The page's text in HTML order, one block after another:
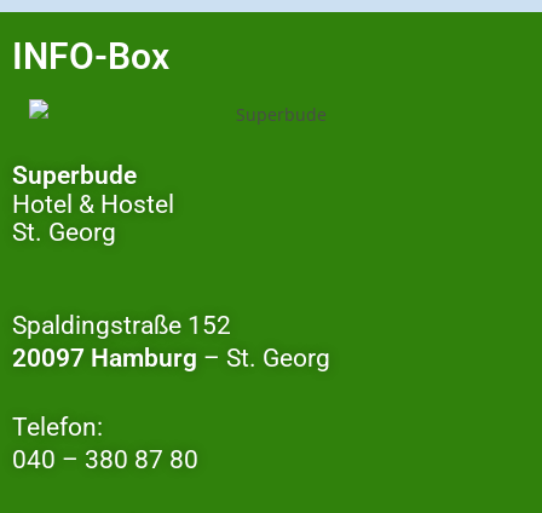
INFO-Box
Superbude
Hotel & Hostel
St. Georg
Spaldingstraße 152
20097 Hamburg – St. Georg
Telefon:
040 – 380 87 80